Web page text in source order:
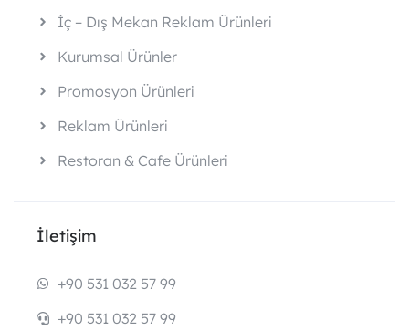
İç – Dış Mekan Reklam Ürünleri
Kurumsal Ürünler
Promosyon Ürünleri
Reklam Ürünleri
Restoran & Cafe Ürünleri
İletişim
+90 531 032 57 99
+90 531 032 57 99